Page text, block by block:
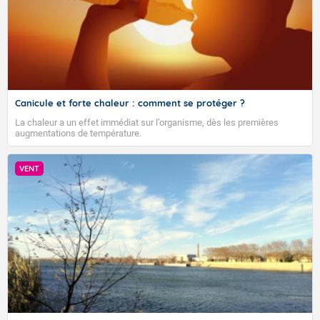
Canicule et forte chaleur : comment se protéger ?
La chaleur a un effet immédiat sur l’organisme, dès les premières
augmentations de température.
VENT